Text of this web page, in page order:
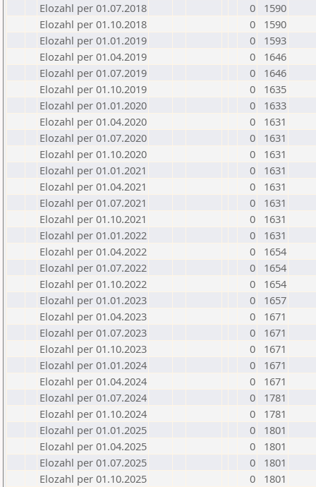
Elozahl per 01.07.2018
0
1590
Elozahl per 01.10.2018
0
1590
Elozahl per 01.01.2019
0
1593
Elozahl per 01.04.2019
0
1646
Elozahl per 01.07.2019
0
1646
Elozahl per 01.10.2019
0
1635
Elozahl per 01.01.2020
0
1633
Elozahl per 01.04.2020
0
1631
Elozahl per 01.07.2020
0
1631
Elozahl per 01.10.2020
0
1631
Elozahl per 01.01.2021
0
1631
Elozahl per 01.04.2021
0
1631
Elozahl per 01.07.2021
0
1631
Elozahl per 01.10.2021
0
1631
Elozahl per 01.01.2022
0
1631
Elozahl per 01.04.2022
0
1654
Elozahl per 01.07.2022
0
1654
Elozahl per 01.10.2022
0
1654
Elozahl per 01.01.2023
0
1657
Elozahl per 01.04.2023
0
1671
Elozahl per 01.07.2023
0
1671
Elozahl per 01.10.2023
0
1671
Elozahl per 01.01.2024
0
1671
Elozahl per 01.04.2024
0
1671
Elozahl per 01.07.2024
0
1781
Elozahl per 01.10.2024
0
1781
Elozahl per 01.01.2025
0
1801
Elozahl per 01.04.2025
0
1801
Elozahl per 01.07.2025
0
1801
Elozahl per 01.10.2025
0
1801